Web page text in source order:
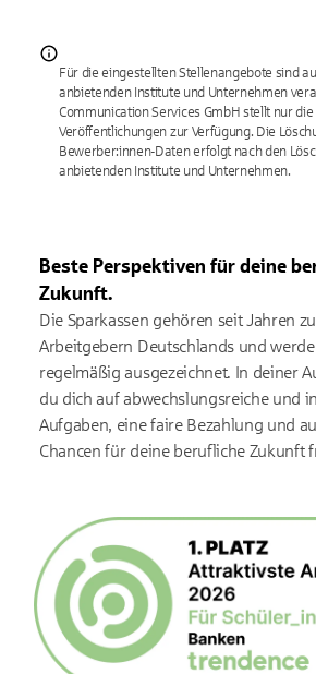
Für die eingestellten Stellenangebote sind
anbietenden Institute und Unternehmen
Communication Services GmbH stellt nur
Veröffentlichungen zur Verfügung. Die
Bewerber:innen-Daten erfolgt nach den
anbietenden Institute und Unternehmen.
Beste Perspektiven für deine
Zukunft.
Die Sparkassen gehören seit Jahren
Arbeitgebern Deutschlands und
regelmäßig ausgezeichnet. In deiner
du dich auf abwechslungsreiche und
Aufgaben, eine faire Bezahlung und
Chancen für deine berufliche Zukunft